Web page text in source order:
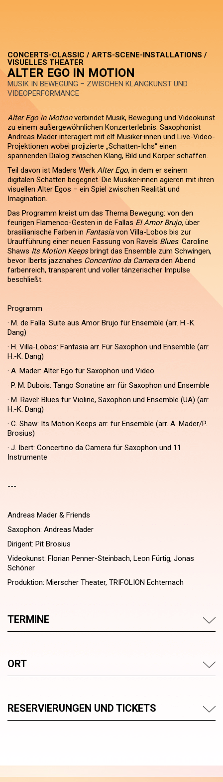
CONCERTS-CLASSIC / ARTS-SCENE-INSTALLATIONS /
VISUELLES THEATER
ALTER EGO IN MOTION
MUSIK IN BEWEGUNG – ZWISCHEN KLANGKUNST UND
VIDEOPERFORMANCE
Alter Ego in Motionverbindet Musik, Bewegung und Videokunst
zu einem außergewöhnlichen Konzerterlebnis. Saxophonist
Andreas Mader interagiert mit elf Musiker·innen und Live-Video-
Projektionen wobei projizierte „Schatten-Ichs“ einen
spannenden Dialog zwischen Klang, Bild und Körper schaffen.
Teil davon ist Maders WerkAlter Ego, in dem er seinem
digitalen Schatten begegnet. Die Musiker·innen agieren mit ihren
visuellen Alter Egos – ein Spiel zwischen Realität und
Imagination.
Das Programm kreist um das Thema Bewegung: von den
feurigen Flamenco-Gesten in de Fallas El Amor Brujo, über
brasilianische Farben in Fantasiavon Villa-Lobos bis zur
Uraufführung einer neuen Fassung von Ravels Blues. Caroline
Shaws Its Motion Keepsbringt das Ensemble zum Schwingen,
bevor Iberts jazznahes Concertino da Cameraden Abend
farbenreich, transparent und voller tänzerischer Impulse
beschließt.
Programm
· M. de Falla: Suite aus Amor Brujo für Ensemble (arr. H.-K.
Dang)
· H. Villa-Lobos: Fantasia arr. Für Saxophon und Ensemble (arr.
H.-K. Dang)
· A. Mader: Alter Ego für Saxophon und Video
· P. M. Dubois: Tango Sonatine arr für Saxophon und Ensemble
· M. Ravel: Blues für Violine, Saxophon und Ensemble (UA) (arr.
H.-K. Dang)
· C. Shaw: Its Motion Keeps arr. für Ensemble (arr. A. Mader/P.
Brosius)
· J. Ibert: Concertino da Camera für Saxophon und 11
Instrumente
---
Andreas Mader & Friends
Saxophon: Andreas Mader
Dirigent: Pit Brosius
Videokunst: Florian Penner-Steinbach, Leon Fürtig, Jonas
Schöner
Produktion: Mierscher Theater, TRIFOLION Echternach
TERMINE
ORT
RESERVIERUNGEN UND TICKETS